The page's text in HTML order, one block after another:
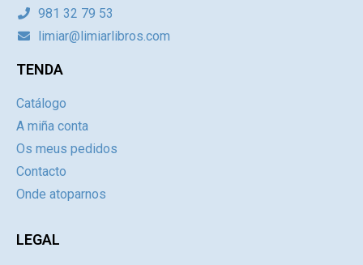
981 32 79 53
limiar@limiarlibros.com
TENDA
Catálogo
A miña conta
Os meus pedidos
Contacto
Onde atoparnos
LEGAL